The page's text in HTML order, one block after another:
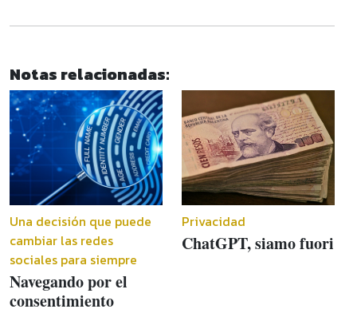
Notas relacionadas:
Una decisión que puede
cambiar las redes
sociales para siempre
Navegando por el
consentimiento
Privacidad
ChatGPT, siamo fuori